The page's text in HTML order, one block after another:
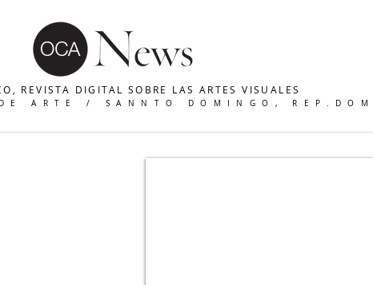
REVISTA DIGITAL SOBRE LAS ARTES VISUALES
DE ARTE / SANNTO DOMINGO,